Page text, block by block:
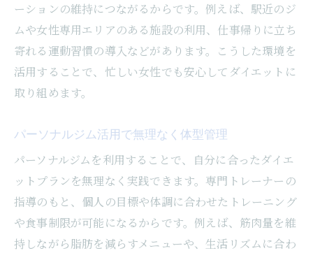
姿勢改善とダイエット効果を両立する方法
勝どきのピラティス習慣で美しい体づくり
パーソナルトレーニングとピラティスの相
乗効果
ピラティス初心者が続けやすいポイント
パーソナルトレーニングで理想の体へ
ニング法
女性向けパーソナルジムの選び方と活用術
パーソナルトレーニングで効率よく痩せる
秘訣
ーションの維持につながるからです。例えば、駅近のジ
ムや女性専用エリアのある施設の利用、仕事帰りに立ち
寄れる運動習慣の導入などがあります。こうした環境を
活用することで、忙しい女性でも安心してダイエットに
取り組めます。
パーソナルジム活用で無理なく体型管理
パーソナルジムを利用することで、自分に合ったダイエ
ットプランを無理なく実践できます。専門トレーナーの
指導のもと、個人の目標や体調に合わせたトレーニング
や食事制限が可能になるからです。例えば、筋肉量を維
持しながら脂肪を減らすメニューや、生活リズムに合わ